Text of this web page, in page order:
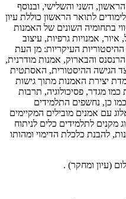
השני והשלישי, ובנוסף
לתואר הראשון כוללת עיון
בתחומיה השונים של האמנות
איור, אמנויות גרפיות, עיצוב
העיקריות: מן העת
והבארוק, אמנות מודרנית,
הגישה ההיסטורית, האסתטית
יצירת האמנות מתוך גישות
כמו מגדר, פסיכולוגיה, תרבות
כן, נחשפים התלמידים
עם אמנים מובילים המקיימים
מקנים לתלמידים כלים לניתוח
להבנת כלכלת הדימוי ומהותו
(עיון ומחקר) .